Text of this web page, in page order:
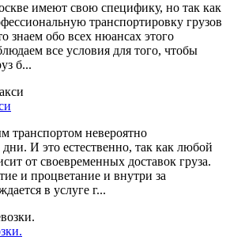
имеют свою специфику, но так как
транспортировку грузов
знаем обо всех нюансах этого
все условия для того, чтобы
б...
транспортом невероятно
И это естественно, так как любой
от своевременных доставок груза.
и процветание и внутри за
в услуге г...